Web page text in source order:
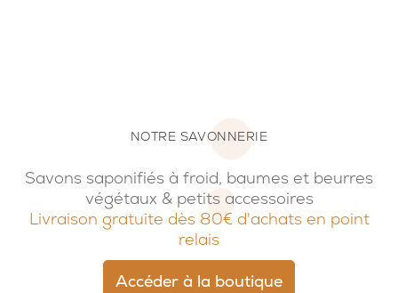
NOTRE SAVONNERIE
Savons saponifiés à froid, baumes et beurres
végétaux & petits accessoires
Livraison gratuite dès 80€ d'achats en point
relais
Accéder à la boutique